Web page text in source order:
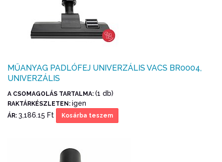
MŰANYAG PADLÓFEJ UNIVERZÁLIS VACS BR0004,
UNIVERZÁLIS
A CSOMAGOLÁS TARTALMA: (1 db)
RAKTÁRKÉSZLETEN: igen
ÁR: 3,186.15 Ft Kosárba teszem